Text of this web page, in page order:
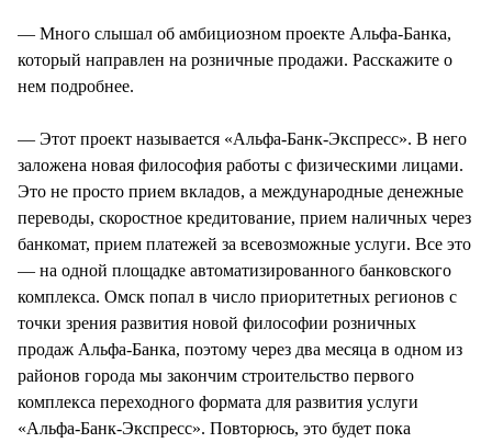
— Много слышал об амбициозном проекте Альфа-Банка,
который направлен на розничные продажи. Расскажите о
нем подробнее.
— Этот проект называется «Альфа-Банк-Экспресс». В него
заложена новая философия работы с физическими лицами.
Это не просто прием вкладов, а международные денежные
переводы, скоростное кредитование, прием наличных через
банкомат, прием платежей за всевозможные услуги. Все это
— на одной площадке автоматизированного банковского
комплекса. Омск попал в число приоритетных регионов с
точки зрения развития новой философии розничных
продаж Альфа-Банка, поэтому через два месяца в одном из
районов города мы закончим строительство первого
комплекса переходного формата для развития услуги
«Альфа-Банк-Экспресс». Повторюсь, это будет пока